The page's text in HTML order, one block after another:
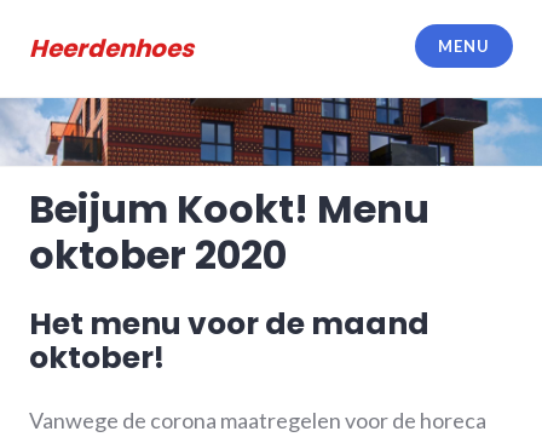
naar
inhoud
Heerdenhoes MENU
Beijum Kookt! Menu
oktober 2020
Het menu voor de maand
oktober!
Vanwege de corona maatregelen voor de horeca